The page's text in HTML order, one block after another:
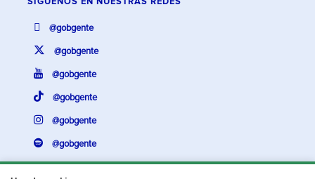
@gobgente
@gobgente
@gobgente
@gobgente
@gobgente
@gobgente